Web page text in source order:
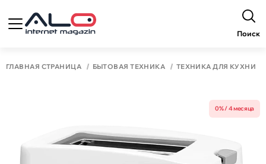
Поиск
ГЛАВНАЯ СТРАНИЦА БЫТОВАЯ ТЕХНИКА ТЕХНИКА ДЛЯ КУХНИ
0% / 4 месяца